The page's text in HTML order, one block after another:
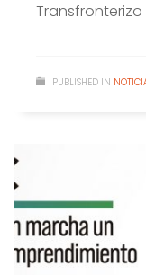
PUBLISHED IN